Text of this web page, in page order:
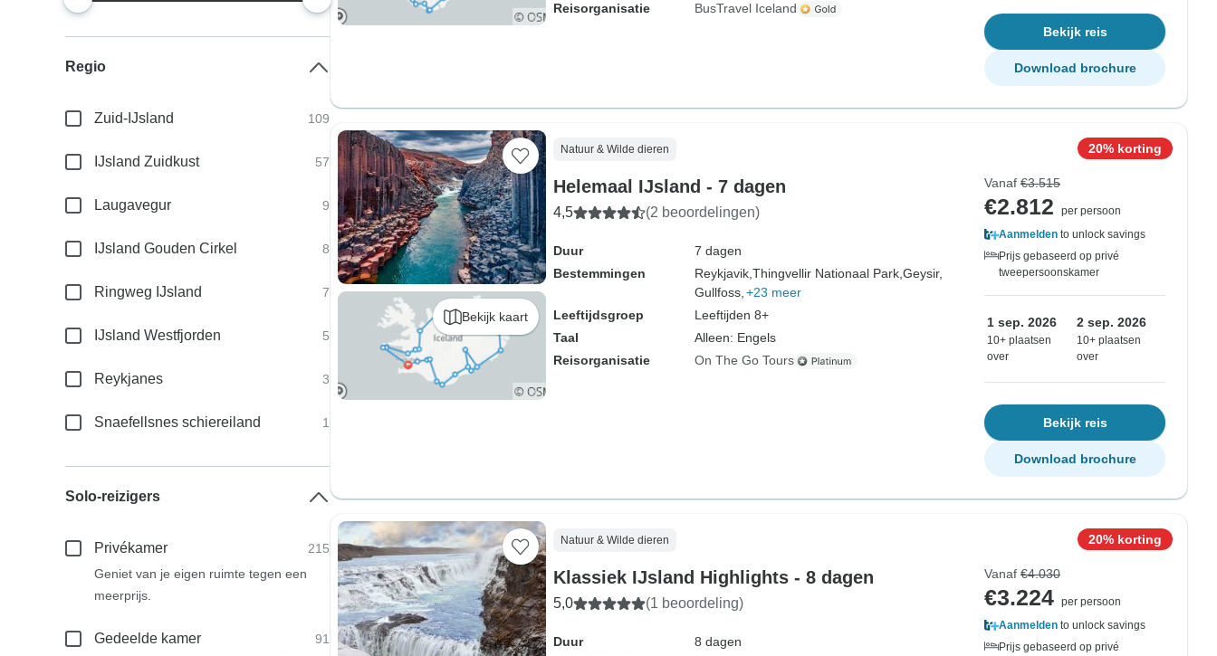
Reisorganisatie
BusTravel Iceland
Bekijk reis
Download brochure
Bekijk kaart
Natuur & Wilde dieren
Helemaal IJsland - 7 dagen
4,5 (2 beoordelingen)
Duur
7 dagen
Bestemmingen
Reykjavik, Thingvellir Nationaal Park, Geysir,
Gullfoss, +23 meer
Leeftijdsgroep
Leeftijden 8+
Taal
Alleen: Engels
Reisorganisatie
On The Go Tours
20% korting
Vanaf €3.515
€2.812
per persoon
Aanmelden to unlock savings
Prijs gebaseerd op privé
tweepersoonskamer
1 sep. 2026
10+ plaatsen
over
2 sep. 2026
10+ plaatsen
over
Bekijk reis
Download brochure
Natuur & Wilde dieren
Klassiek IJsland Highlights - 8 dagen
5,0 (1 beoordeling)
Duur
8 dagen
20% korting
Vanaf €4.030
€3.224 per persoon
Aanmelden to unlock savings
Prijs gebaseerd op privé
Regio
Zuid-IJsland 109
IJsland Zuidkust 57
Laugavegur 9
IJsland Gouden Cirkel 8
Ringweg IJsland 7
IJsland Westfjorden 5
Reykjanes 3
Snaefellsnes schiereiland 1
Solo-reizigers
Privékamer
215
Geniet van je eigen ruimte tegen een
meerprijs.
Gedeelde kamer
91